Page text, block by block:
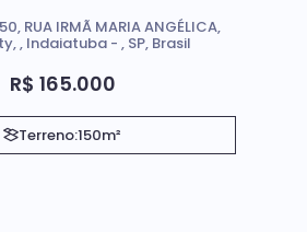
R$ 165.000
, RUA IRMÃ MARIA ANGÉLICA,
, Indaiatuba , SP, Brasil
Terreno:150m²